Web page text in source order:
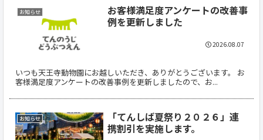
お知らせ
お客様満足度アンケートの改善事
例を更新しました
いつも天王寺動物園にお越しいただき、ありがとうございます。 お
客様満足度アンケートの改善事例を更新しましたので、お...
2026.08.07
お知らせ
「てんしば夏祭り２０２６」連
携割引を実施します。